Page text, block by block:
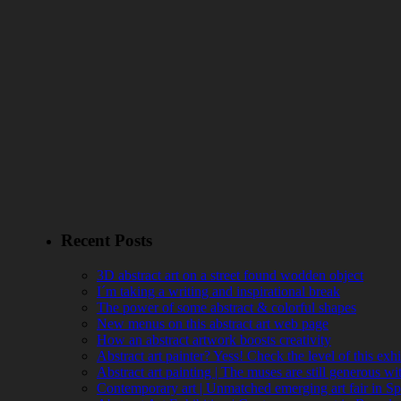
Recent Posts
3D abstract art on a street found wodden object
I´m taking a writing and inspirational break
The power of some abstract & colorful shapes
New menus on this abstract art web page
How an abstract artwork boosts creativity
Abstract art painter? Yess! Check the level of this
Abstract art painting | The muses are still generous
Contemporary art | Unmatched emerging art fair in